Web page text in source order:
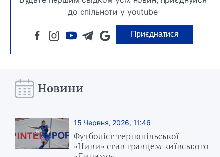
до спільноти у youtube
Приєднатися
Новини
15 Червня, 2026, 11:46
Футболіст тернопільської
«Ниви» став гравцем київського